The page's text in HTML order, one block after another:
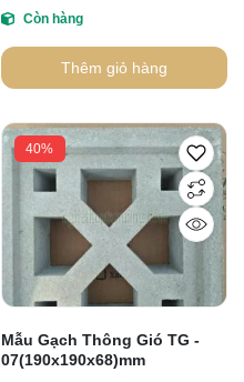
Còn hàng
Thêm giỏ hàng
40%
Mẫu Gạch Thông Gió TG -
07(190x190x68)mm